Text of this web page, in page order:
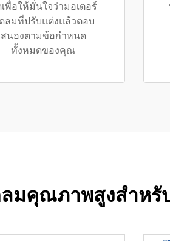
พื่อให้มั่นใจว่ามอเตอร์
ลมที่ปรับแต่งแล้วตอบ
สนองตามข้อกำหนด
ทั้งหมดของคุณ
มคุณภาพสูงสำหรั